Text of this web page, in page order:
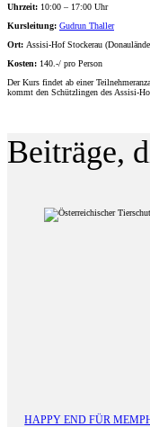
Uhrzeit: 10:00 – 17:00 Uhr
Kursleitung: Gudrun Thaller
Ort: Assisi-Hof Stockerau
Kosten: 140.-/ pro Person
Der Kurs findet ab einer
kommt den Schützlingen des Assisi-
Beiträge,
HAPPY END FÜR